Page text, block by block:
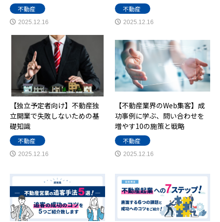
不動産
2025.12.16
不動産
2025.12.16
【独立予定者向け】不動産独
立開業で失敗しないための基
礎知識
不動産
2025.12.16
【不動産業界のWeb集客】成
功事例に学ぶ、問い合わせを
増やす10の施策と戦略
不動産
2025.12.16